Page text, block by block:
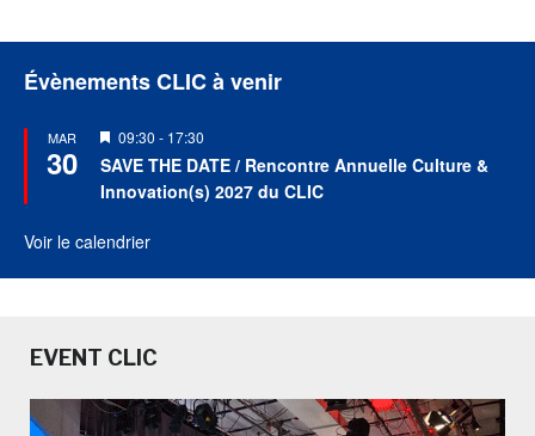
Évènements CLIC à venir
MAR
30
Mis
en
avant
09:30 - 17:30
SAVE THE DATE / Rencontre Annuelle Culture &
Innovation(s) 2027 du CLIC
Voir le calendrier
EVENT CLIC